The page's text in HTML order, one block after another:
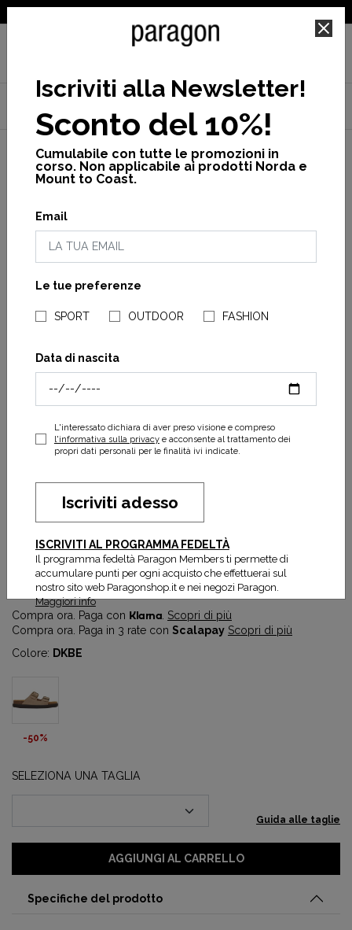
NEGOZI PARAGONSHOP
Home Scholl Donna
nuovi arrivi
Julien chunky dk beige sde
Julien Chunky Dk Beige Sde
42,50 € 85,00 €
Prezzo più basso degli ultimi 30 gg:42,50 €
Compra ora. Paga con Klarna Scopri di più
Compra ora. Paga in 3 rate con Scalapay Scopri di più
Colore: DKBE
-50%
SELEZIONA UNA TAGLIA
Guida alle taglie
AGGIUNGI AL CARRELLO
Specifiche del prodotto
Iscriviti alla Newsletter!
Sconto del 10%!
Cumulabile con tutte le promozioni in
corso. Non applicabile ai prodotti Norda e
Mount to Coast.
Email
Le tue preferenze
SPORT OUTDOOR FASHION
Data di nascita
L'interessato dichiara di aver preso visione e compreso
l'informativa sulla privacye acconsente al trattamento dei
propri dati personali per le finalità ivi indicate.
Iscriviti adesso
ISCRIVITI AL PROGRAMMA FEDELTÀ
Il programma fedeltà Paragon Members ti permette di
accumulare punti per ogni acquisto che effettuerai sul
nostro sito web Paragonshop.it e nei negozi Paragon.
Maggiori info